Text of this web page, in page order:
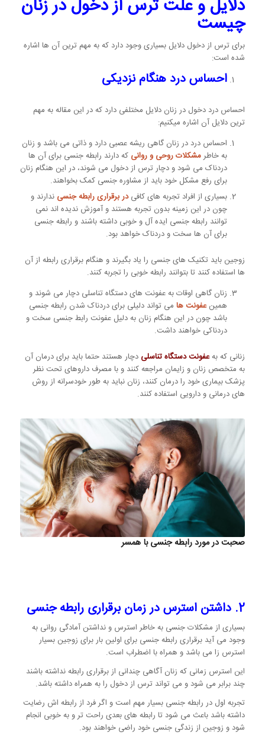
دلایل و علت ترس از دخول در زنان
چیست
برای ترس از دخول دلایل بسیاری وجود دارد که به مهم ترین آن ها اشاره
شده است:
احساس درد هنگام نزدیکی
احساس درد دخول در زنان دلایل مختلفی دارد که در این مقاله به مهم
ترین دلایل آن اشاره میکنیم:
احساس درد در زنان گاهی ریشه عصبی دارد و ذاتی می باشد و زنان
به خاطرمشکلات روحی و روانی که دارند رابطه جنسی برای آن ها
دردناک می شود و دچار ترس از دخول می شوند، در این هنگام زنان
برای رفع مشکل خود باید از مشاوره جنسی کمک بخواهند.
بسیاری از افراد تجربه های کافیدر برقراری رابطه جنسی ندارند و
چون در این زمینه بدون تجربه هستند و آموزش ندیده اند نمی
توانند رابطه جنسی ایده آل و خوبی داشته باشند و رابطه جنسی
برای آن ها سخت و دردناک خواهد بود.
زوجین باید تکنیک های جنسی را یاد بگیرند و هنگام برقراری رابطه از آن
ها استفاده کنند تا بتوانند رابطه خوبی را تجربه کنند.
زنان گاهی اوقات به عفونت های دستگاه تناسلی دچار می شوند و
همینعفونت هامی تواند دلیلی برای دردناک شدن رابطه جنسی
باشد چون در این هنگام زنان به دلیل عفونت رابط جنسی سخت و
دردناکی خواهند داشت.
زنانی که بهعفونت دستگاه تناسلی دچار هستند حتما باید برای درمان آن
به متخصص زنان و زایمان مراجعه کنند و با مصرف داروهای تحت نظر
پزشک بیماری خود را درمان کنند، زنان نباید به طور خودسرانه از روش
های درمانی و دارویی استفاده کنند.
صحبت در مورد رابطه جنسی با همسر
2. داشتن استرس در زمان برقراری رابطه جنسی
بسیاری از مشکلات جنسی به خاطر استرس و نداشتن آمادگی روانی به
وجود می آید برقراری رابطه جنسی برای اولین بار برای زوجین بسیار
استرس زا می باشد و همراه با اضطراب است.
این استرس زمانی که زنان آگاهی چندانی از برقراری رابطه نداشته باشند
چند برابر می شود و می تواند ترس از دخول را به همراه داشته باشد.
تجربه اول در رابطه جنسی بسیار مهم است و اگر فرد از رابطه اش رضایت
داشته باشد باعث می شود تا رابطه های بعدی راحت تر و به خوبی انجام
شود و زوجین از زندگی جنسی خود راضی خواهند بود.